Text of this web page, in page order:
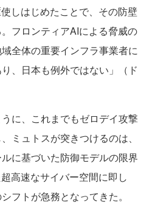
しはじめたことで、その防壁
フロンティアAIによる脅威の
全体の重要インフラ事業者に
、日本も例外ではない」（ド
に、これまでもゼロデイ攻撃
ミュトスが突きつけるのは、
に基づいた防御モデルの限界
高速なサイバー空間に即し
フトが急務となってきた。